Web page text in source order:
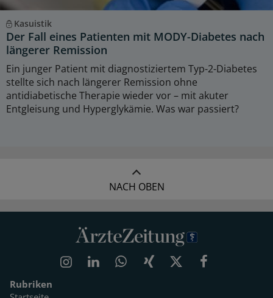
Kasuistik
Der Fall eines Patienten mit MODY-Diabetes nach
längerer Remission
Ein junger Patient mit diagnostiziertem Typ-2-Diabetes
stellte sich nach längerer Remission ohne
antidiabetische Therapie wieder vor – mit akuter
Entgleisung und Hyperglykämie. Was war passiert?
NACH OBEN
Rubriken